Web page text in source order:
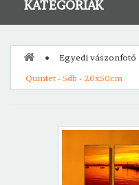
KATEGÓRIÁK
Egyedi vászonfotó
Quintet - 5db - 20x50cm